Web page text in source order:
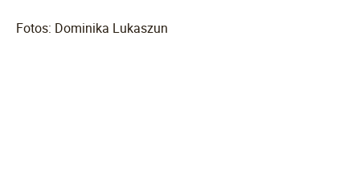
Fotos: Dominika Lukaszun